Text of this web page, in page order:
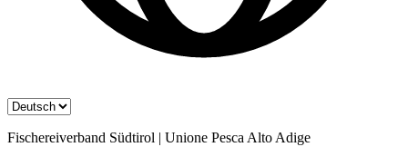
Fischereiverband Südtirol | Unione Pesca Alto Adige